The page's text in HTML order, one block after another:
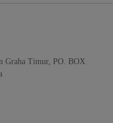
Graha Timur, PO. BOX